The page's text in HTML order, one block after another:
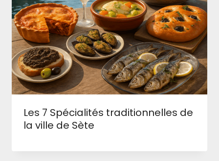
Les 7 Spécialités traditionnelles de
la ville de Sète